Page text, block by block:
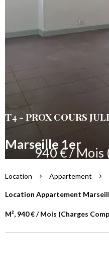
T4 - PROX COURS
Marseille 1er
940 € / Mois
Location Appartement
Location Appartement
M², 940 € / Mois (Charges